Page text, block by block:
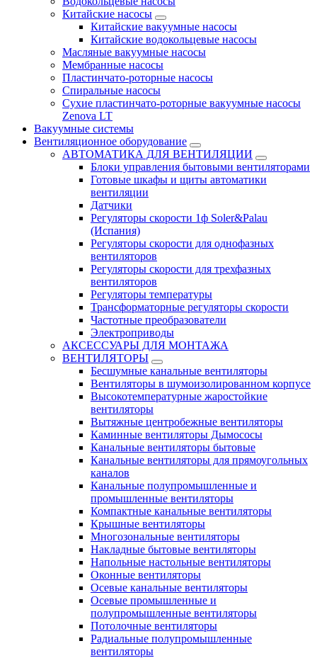
Китайские насосы
Китайские вакуумные насосы
Китайские водокольцевые насосы
Масляные вакуумные насосы
Мембранные насосы
Пластинчато-роторные насосы
Спиральные насосы
Сухие пластинчато-роторные вакуумные насосы
Zenova LT
Вакуумные системы
Вентиляционное оборудование
АВТОМАТИКА ДЛЯ ВЕНТИЛЯЦИИ
Блоки управления бытовыми вентиляторами
Готовые шкафы и щиты автоматики
вентиляции
Датчики
Регуляторы скорости 1ф Soler&Palau
(Испания)
Регуляторы скорости для однофазных
вентиляторов
Регуляторы скорости для трехфазных
вентиляторов
Регуляторы температуры
Трансформаторные регуляторы скорости
Частотные преобразователи
Электроприводы
АКСЕССУАРЫ ДЛЯ МОНТАЖА
ВЕНТИЛЯТОРЫ
Бесшумные канальные вентиляторы
Вентиляторы в шумоизолированном корпусе
Высокотемпературные жаростойкие
вентиляторы
Вытяжные центробежные вентиляторы
Каминные вентиляторы Дымососы
Канальные вентиляторы бытовые
Канальные вентиляторы для прямоугольных
каналов
Канальные полупромышленные и
промышленные вентиляторы
Компактные канальные вентиляторы
Крышные вентиляторы
Многозональные вентиляторы
Накладные бытовые вентиляторы
Напольные настольные вентиляторы
Оконные вентиляторы
Осевые канальные вентиляторы
Осевые промышленные и
полупромышленные вентиляторы
Потолочные вентиляторы
Радиальные полупромышленные
вентиляторы